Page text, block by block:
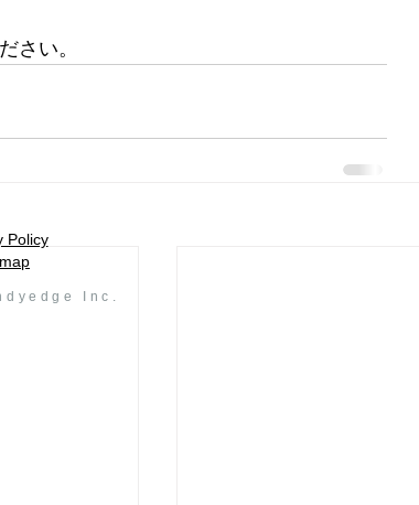
さい。
Policy
Inc.